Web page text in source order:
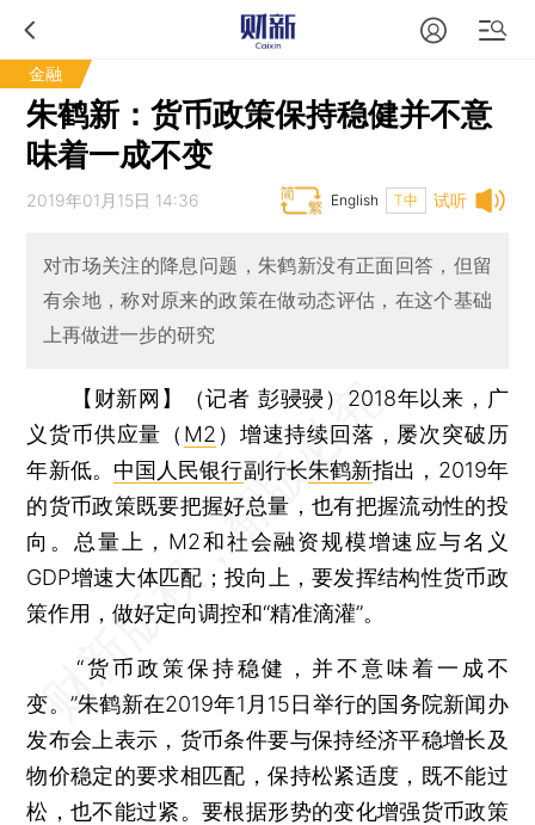
金融
朱鹤新：货币政策保持稳健并不意
味着一成不变
试听
2019年01月15日 14:36 T中
English
对市场关注的降息问题，朱鹤新没有正面回答，但留
有余地，称对原来的政策在做动态评估，在这个基础
上再做进一步的研究
【财新网】（记者 彭骎骎） 2018年以来，广
义货币供应量（ M2 ）增速持续回落，屡次突破历
年新低。 中国人民银行副行长朱鹤新指出，2019年
的货币政策既要把握好总量，也有把握流动性的投
向。总量上，M2和社会融资规模增速应与名义
GDP增速大体匹配；投向上，要发挥结构性货币政
策作用，做好定向调控和“精准滴灌”。
“货币政策保持稳健，并不意味着一成不
变。”朱鹤新在2019年1月15日举行的国务院新闻办
发布会上表示，货币条件要与保持经济平稳增长及
物价稳定的要求相匹配，保持松紧适度，既不能过
松，也不能过紧。要根据形势的变化增强货币政策